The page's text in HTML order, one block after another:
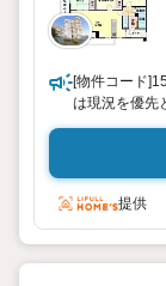
[物件コード
は現況を優先
に寄り添って
提供